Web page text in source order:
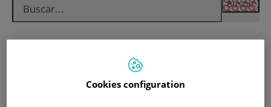
idioma
Cookies configuration